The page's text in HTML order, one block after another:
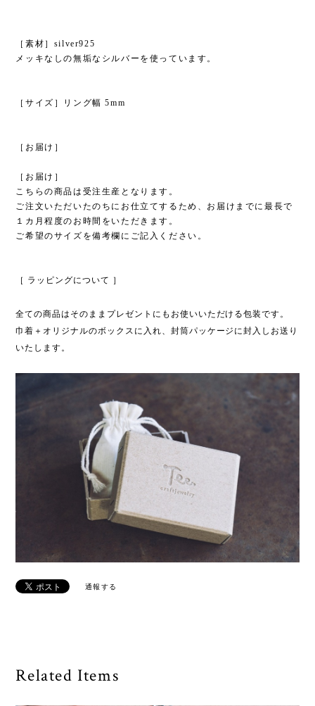
［素材］silver925
メッキなしの無垢なシルバーを使っています。
［サイズ］リング幅 5mm
［お届け］
［お届け］
こちらの商品は受注生産となります。
ご注文いただいたのちにお仕立てするため、お届けまでに最長で
１カ月程度のお時間をいただきます。
ご希望のサイズを備考欄にご記入ください。
［ ラッピングについて ］
全ての商品はそのままプレゼントにもお使いいただける包装です。
巾着＋オリジナルのボックスに入れ、封筒パッケージに封入しお送り
いたします。
通報する
Related Items